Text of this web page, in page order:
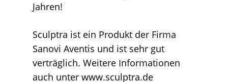
Jahren!
Sculptra ist ein Produkt der Firma
Sanovi Aventis und ist sehr gut
verträglich. Weitere Informationen
auch unter www.sculptra.de